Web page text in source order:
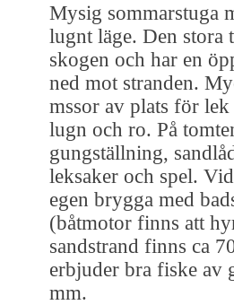
Mysig sommarstuga
lugnt läge. Den stora
skogen och har en
ned mot stranden.
mssor av plats för
lugn och ro. På
gungställning,
leksaker och spel.
egen brygga med
(båtmotor finns att
sandstrand finns ca
erbjuder bra fiske av
mm.